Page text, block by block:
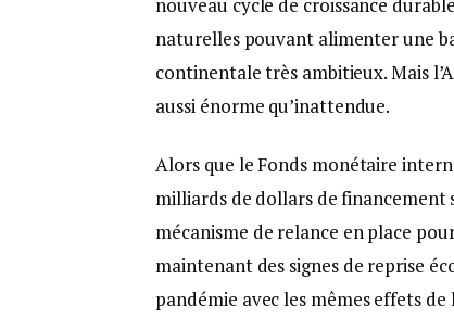
nouveau cycle de croissance
naturelles pouvant alimenter une
continentale très ambitieux. Mais
aussi énorme qu’inattendue.
Alors que le Fonds monétaire
milliards de dollars de financement
mécanisme de relance en place
maintenant des signes de reprise
pandémie avec les mêmes effets